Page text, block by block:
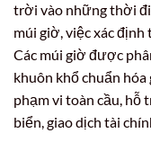
trời vào những thời
múi giờ, việc xác
Các múi giờ được
khuôn khổ chuẩn
phạm vi toàn cầu, hỗ
biển, giao dịch tài